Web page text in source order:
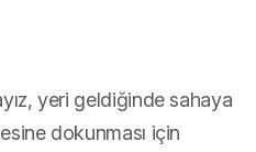
yeri geldiğinde sahaya
dokunması için